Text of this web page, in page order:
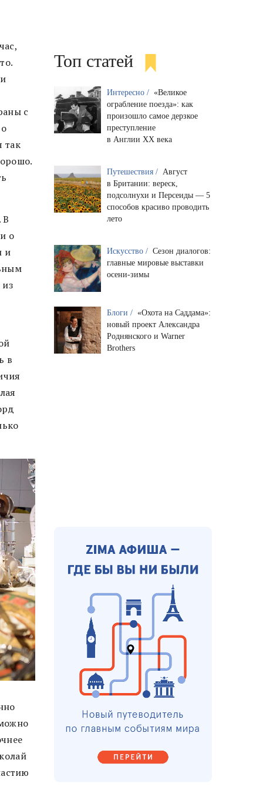
с
так
В
о
и
в
Топ статей
Интересно / «Великое
ограбление поезда»: как
произошло самое дерзкое
преступление
в Англии XX века
Путешествия / Август
в Британии: вереск,
подсолнухи и Персеиды — 5
способов красиво проводить
лето
Искусство / Сезон диалогов:
главные мировые выставки
осени-зимы
Блоги / «Охота на Саддама»:
новый проект Александра
Роднянского и Warner
Brothers